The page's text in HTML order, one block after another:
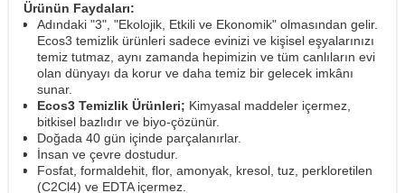
Ürünün Faydaları:
Adındaki "3", "Ekolojik, Etkili ve Ekonomik" olmasından gelir.
Ecos3 temizlik ürünleri sadece evinizi ve kişisel eşyalarınızı
temiz tutmaz, aynı zamanda hepimizin ve tüm canlıların evi
olan dünyayı da korur ve daha temiz bir gelecek imkânı
sunar.
Ecos3 Temizlik Ürünleri; Kimyasal maddeler içermez,
bitkisel bazlıdır ve biyo-çözünür.
Doğada 40 gün içinde parçalanırlar.
İnsan ve çevre dostudur.
Fosfat, formaldehit, flor, amonyak, kresol, tuz, perkloretilen
(C2Cl4) ve EDTA içermez.